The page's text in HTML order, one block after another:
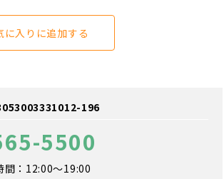
に入りに追加する
196
5500
間：12:00～19:00